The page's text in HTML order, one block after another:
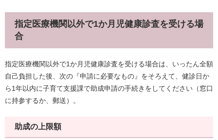
指定医療機関以外で1か月児健康診査を受ける場
合
指定医療機関以外で1か月児健康診査を受ける場合は、いったん全額
自己負担した後、次の『申請に必要なもの』をそろえて、健診日か
ら1年以内に子育て支援課で助成申請の手続きをしてください（窓口
に持参するか、郵送）。
助成の上限額